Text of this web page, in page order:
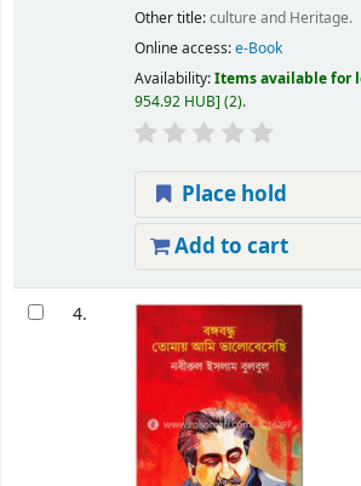
Other title:culture and Heritage.
Online access:e-Book
Availability:Items available for
954.92 HUB (2).
Place hold
Add to cart
4.